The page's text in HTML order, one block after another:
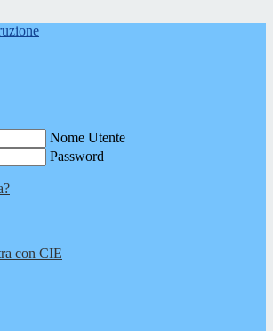
Nome Utente
Password
con CIE